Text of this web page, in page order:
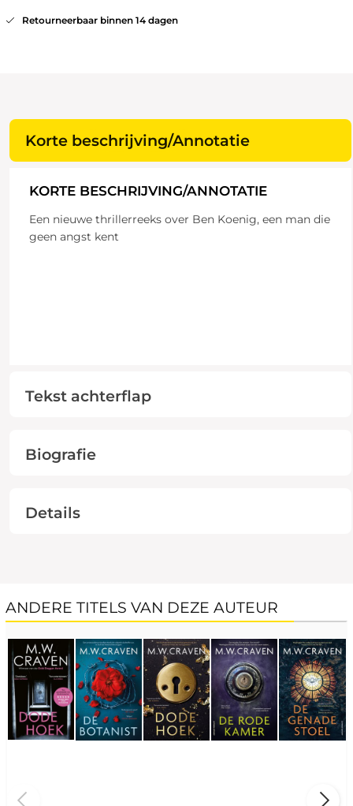
Retourneerbaar binnen 14 dagen
Korte beschrijving/Annotatie
KORTE BESCHRIJVING/ANNOTATIE
Een nieuwe thrillerreeks over Ben Koenig, een man die
geen angst kent
Tekst achterflap
Biografie
Details
ANDERE TITELS VAN DEZE AUTEUR